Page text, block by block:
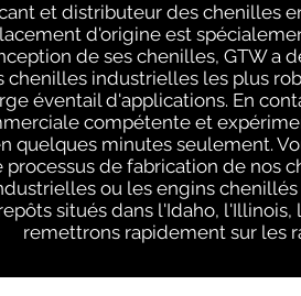
et distributeur des chenilles
d'origine est
de ses chenilles, GTW
industrielles les plus
éventail d'applications. En
compétente et
quelques minutes seulement.
de fabrication de nos
ou les engins
situés dans l'Idaho,
remettrons rapidement sur les